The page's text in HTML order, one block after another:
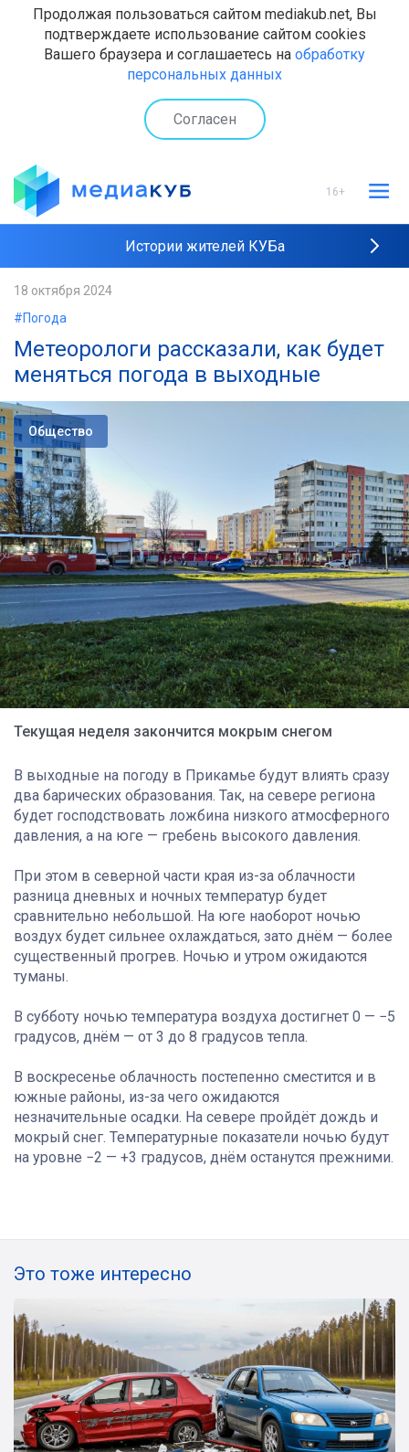
Продолжая пользоваться сайтом mediakub.net, Вы
подтверждаете использование сайтом cookies
Вашего браузера и соглашаетесь на обработку
персональных данных
Согласен
16+
Истории жителей КУБа
18 октября 2024
#Погода
Метеорологи рассказали, как будет
меняться погода в выходные
Общество
Текущая неделя закончится мокрым снегом
В выходные на погоду в Прикамье будут влиять сразу
два барических образования. Так, на севере региона
будет господствовать ложбина низкого атмосферного
давления, а на юге — гребень высокого давления.
При этом в северной части края из-за облачности
разница дневных и ночных температур будет
сравнительно небольшой. На юге наоборот ночью
воздух будет сильнее охлаждаться, зато днём — более
существенный прогрев. Ночью и утром ожидаются
туманы.
В субботу ночью температура воздуха достигнет 0 — −5
градусов, днём — от 3 до 8 градусов тепла.
В воскресенье облачность постепенно сместится и в
южные районы, из-за чего ожидаются
незначительные осадки. На севере пройдёт дождь и
мокрый снег. Температурные показатели ночью будут
на уровне −2 — +3 градусов, днём останутся прежними.
Это тоже интересно